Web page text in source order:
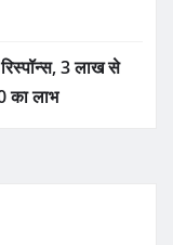
3 लाख से
का लाभ